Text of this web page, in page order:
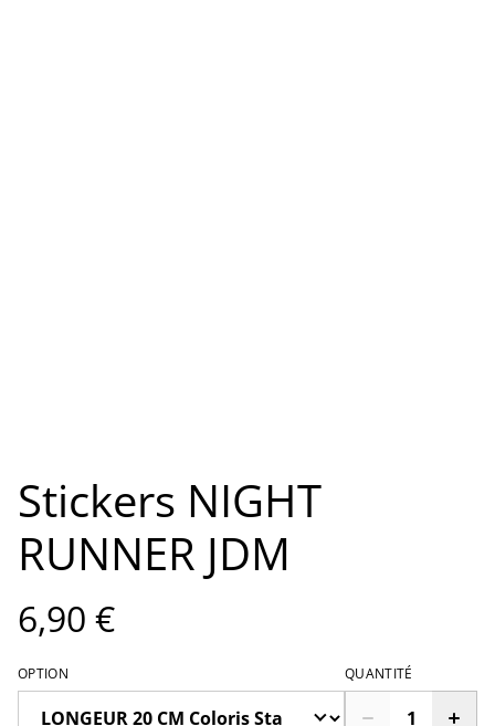
Stickers NIGHT
RUNNER JDM
6,90 €
OPTION QUANTITÉ